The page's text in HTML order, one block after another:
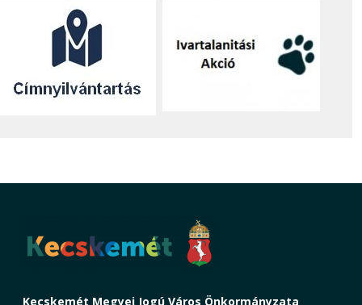
Kecskemét Megyei Jogú Város Önkormányzata